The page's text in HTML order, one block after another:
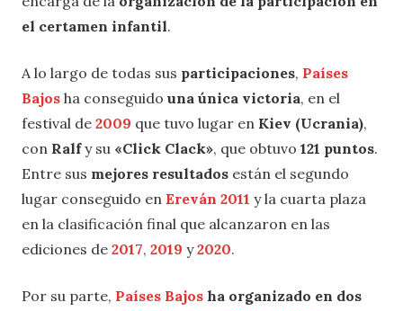
el certamen infantil.
A lo largo de todas sus participaciones, Países
Bajos ha conseguido una única victoria, en el
festival de 2009 que tuvo lugar en Kiev (Ucrania),
con Ralfy su «Click Clack», que obtuvo 121 puntos.
Entre sus mejores resultados están el segundo
lugar conseguido en Ereván 2011 y la cuarta plaza
en la clasificación final que alcanzaron en las
ediciones de 2017, 2019 y2020.
Por su parte, Países Bajos ha organizado en dos